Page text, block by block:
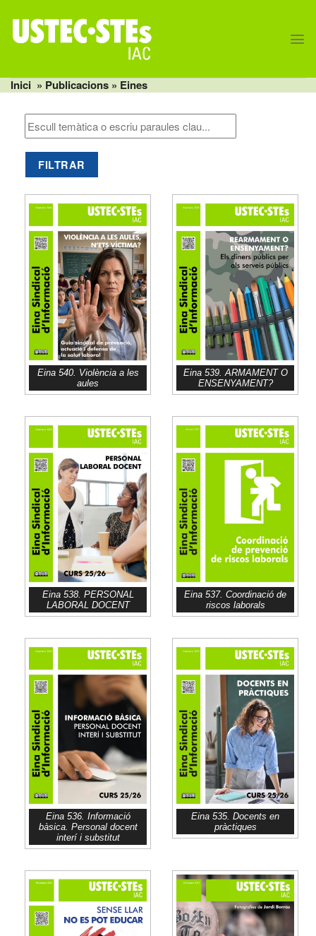
content
Inici » Publicacions » Eines
Eina 540. Violència a les
aules
Eina 539. ARMAMENT O
ENSENYAMENT?
Eina 538. PERSONAL
LABORAL DOCENT
Eina 537. Coordinació de
riscos laborals
Eina 536. Informació
bàsica. Personal docent
interí i substitut
Eina 535. Docents en
pràctiques